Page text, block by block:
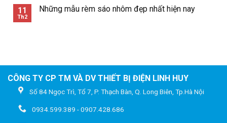
11
Th2
Những mẫu rèm sáo nhôm đẹp nhất hiện nay
CÔNG TY CP TM VÀ DV THIẾT BỊ ĐIỆN LINH HUY
Số 84 Ngọc Trì, Tổ 7, P. Thạch Bàn, Q. Long Biên, Tp.Hà Nội
0934.599.389 - 0907.428.686